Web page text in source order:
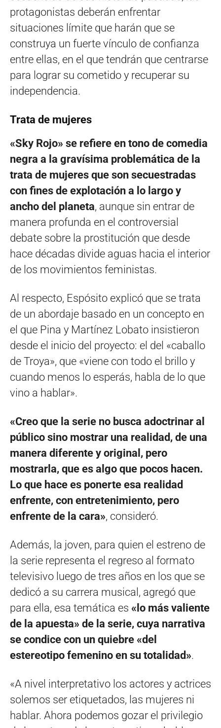
protagonistas deberán enfrentar
situaciones límite que harán que se
construya un fuerte vínculo de confianza
entre ellas, en el que tendrán que centrarse
para lograr su cometido y recuperar su
independencia.
Trata de mujeres
«Sky Rojo» se refiere en tono de comedia
negra a la gravísima problemática de la
trata de mujeres que son secuestradas
con fines de explotación a lo largo y
ancho del planeta, aunque sin entrar de
manera profunda en el controversial
debate sobre la prostitución que desde
hace décadas divide aguas hacia el interior
de los movimientos feministas.
Al respecto, Espósito explicó que se trata
de un abordaje basado en un concepto en
el que Pina y Martínez Lobato insistieron
desde el inicio del proyecto: el del «caballo
de Troya», que «viene con todo el brillo y
cuando menos lo esperás, habla de lo que
vino a hablar».
«Creo que la serie no busca adoctrinar al
público sino mostrar una realidad, de una
manera diferente y original, pero
mostrarla, que es algo que pocos hacen.
Lo que hace es ponerte esa realidad
enfrente, con entretenimiento, pero
enfrente de la cara», consideró.
Además, la joven, para quien el estreno de
la serie representa el regreso al formato
televisivo luego de tres años en los que se
dedicó a su carrera musical, agregó que
para ella, esa temática es «lo más valiente
de la apuesta» de la serie, cuya narrativa
se condice con un quiebre «del
estereotipo femenino en su totalidad».
«A nivel interpretativo los actores y actrices
solemos ser etiquetados, las mujeres ni
hablar. Ahora podemos gozar el privilegio